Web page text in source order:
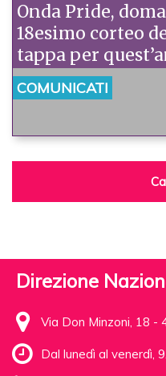
Onda Pride,
18esimo corteo
tappa per
COMUNICATI
Direzione
Via Don Minzoni, 18 -
Dal lunedì al venerdì,